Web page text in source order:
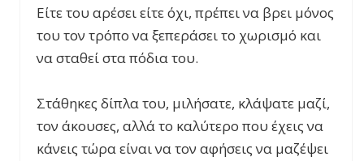
Είτε του αρέσει είτε όχι, πρέπει να βρει μόνος
του τον τρόπο να ξεπεράσει το χωρισμό και
να σταθεί στα πόδια του.
Στάθηκες δίπλα του, μιλήσατε, κλάψατε μαζί,
τον άκουσες, αλλά το καλύτερο που έχεις να
κάνεις τώρα είναι να τον αφήσεις να μαζέψει